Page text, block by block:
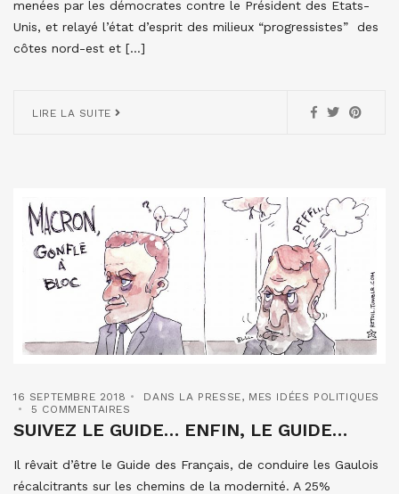
menées par les démocrates contre le Président des Etats-
Unis, et relayé l’état d’esprit des milieux “progressistes” des
côtes nord-est et […]
LIRE LA SUITE
16 SEPTEMBRE 2018 DANS LA PRESSE, MES IDÉES POLITIQUES
5 COMMENTAIRES
SUIVEZ LE GUIDE… ENFIN, LE GUIDE…
Il rêvait d’être le Guide des Français, de conduire les Gaulois
récalcitrants sur les chemins de la modernité. A 25%